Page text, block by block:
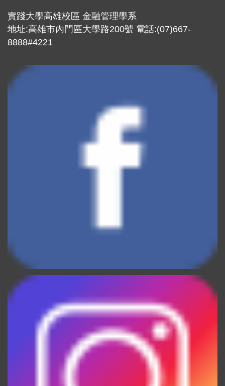
實踐大學高雄校區 金融管理學系
地址:高雄市內門區大學路200號 電話:(07)667-
8888#4221